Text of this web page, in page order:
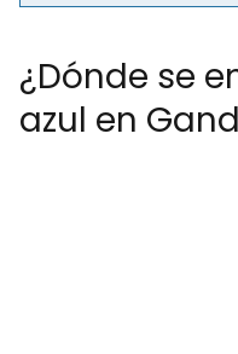
¿Dónde se
azul en